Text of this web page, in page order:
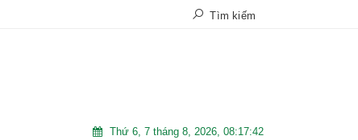
Tìm kiếm
ESOP Xe điện đang áp đảo thị trường MPV Việt
Thứ 6, 7 tháng 8, 2026, 08:17:44